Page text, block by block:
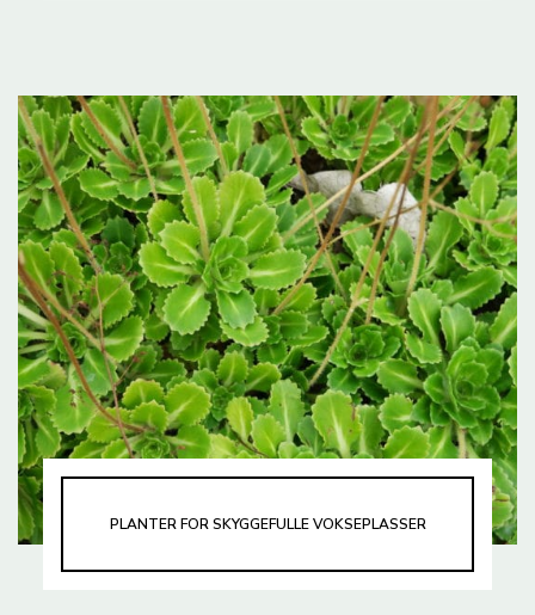
PLANTER FOR SKYGGEFULLE VOKSEPLASSER